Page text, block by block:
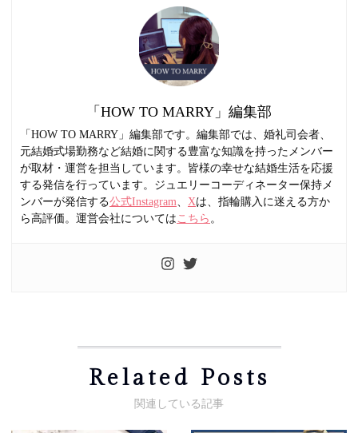
「HOW TO MARRY」編集部
「HOW TO MARRY」編集部です。編集部では、婚礼司会者、
元結婚式場勤務など結婚に関する豊富な知識を持ったメンバー
が取材・運営を担当しています。皆様の幸せな結婚生活を応援
する発信を行っています。ジュエリーコーディネーター保持メ
ンバーが発信する公式Instagram Xは、指輪購入に迷える方か
ら高評価。運営会社については こちら 。
Related Posts